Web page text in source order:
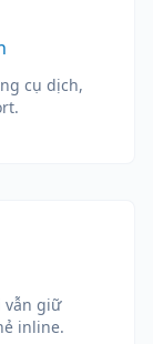
cụ dịch,
vẫn giữ
inline.